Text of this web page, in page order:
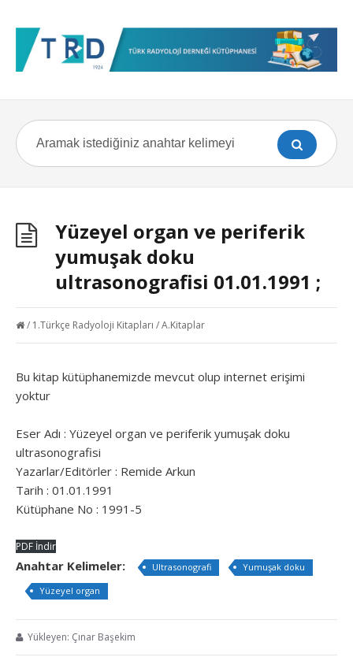
Yüzeyel organ ve periferik
yumuşak doku
ultrasonografisi 01.01.1991 ;
/ 1.Türkçe Radyoloji Kitapları /A.Kitaplar
Bu kitap kütüphanemizde mevcut olup internet erişimi
yoktur
Eser Adı : Yüzeyel organ ve periferik yumuşak doku
ultrasonografisi
Yazarlar/Editörler : Remide Arkun
Tarih : 01.01.1991
Kütüphane No : 1991-5
PDF İndir
Anahtar Kelimeler: Ultrasonografi
Yumuşak doku
Yüzeyel organ
Yükleyen: Çınar Başekim